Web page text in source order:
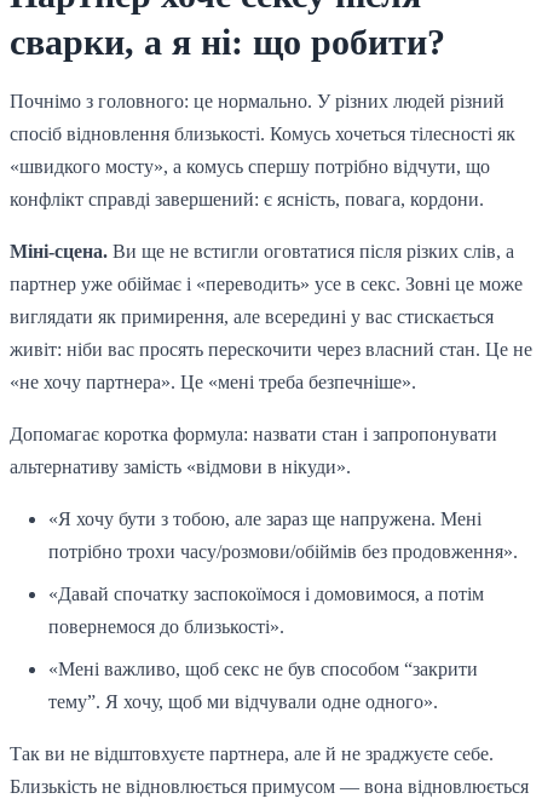
сварки, а я ні: що робити?
Почнімо з головного: це нормально. У різних людей різний
спосіб відновлення близькості. Комусь хочеться тілесності як
«швидкого мосту», а комусь спершу потрібно відчути, що
конфлікт справді завершений: є ясність, повага, кордони.
Міні-сцена. Ви ще не встигли оговтатися після різких слів, а
партнер уже обіймає і «переводить» усе в секс. Зовні це може
виглядати як примирення, але всередині у вас стискається
живіт: ніби вас просять перескочити через власний стан. Це не
«не хочу партнера». Це «мені треба безпечніше».
Допомагає коротка формула: назвати стан і запропонувати
альтернативу замість «відмови в нікуди».
«Я хочу бути з тобою, але зараз ще напружена. Мені
потрібно трохи часу/розмови/обіймів без продовження».
«Давай спочатку заспокоїмося і домовимося, а потім
повернемося до близькості».
«Мені важливо, щоб секс не був способом “закрити
тему”. Я хочу, щоб ми відчували одне одного».
Так ви не відштовхуєте партнера, але й не зраджуєте себе.
Близькість не відновлюється примусом — вона відновлюється